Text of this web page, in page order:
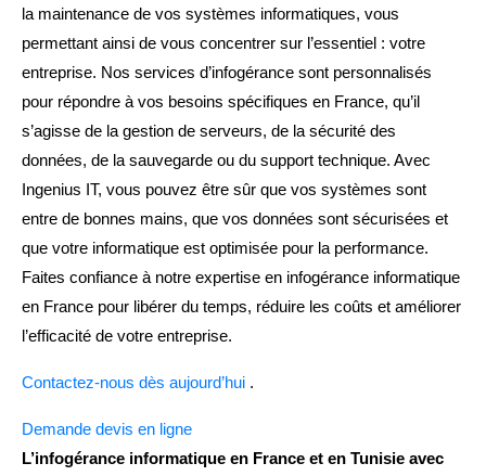
la maintenance de vos systèmes informatiques, vous
permettant ainsi de vous concentrer sur l’essentiel : votre
entreprise. Nos services d’infogérance sont personnalisés
pour répondre à vos besoins spécifiques en France, qu’il
s’agisse de la gestion de serveurs, de la sécurité des
données, de la sauvegarde ou du support technique. Avec
Ingenius IT, vous pouvez être sûr que vos systèmes sont
entre de bonnes mains, que vos données sont sécurisées et
que votre informatique est optimisée pour la performance.
Faites confiance à notre expertise en infogérance informatique
en France pour libérer du temps, réduire les coûts et améliorer
l’efficacité de votre entreprise.
Contactez-nous dès aujourd’hui .
Demande devis en ligne
L’infogérance informatique en France et en Tunisie avec